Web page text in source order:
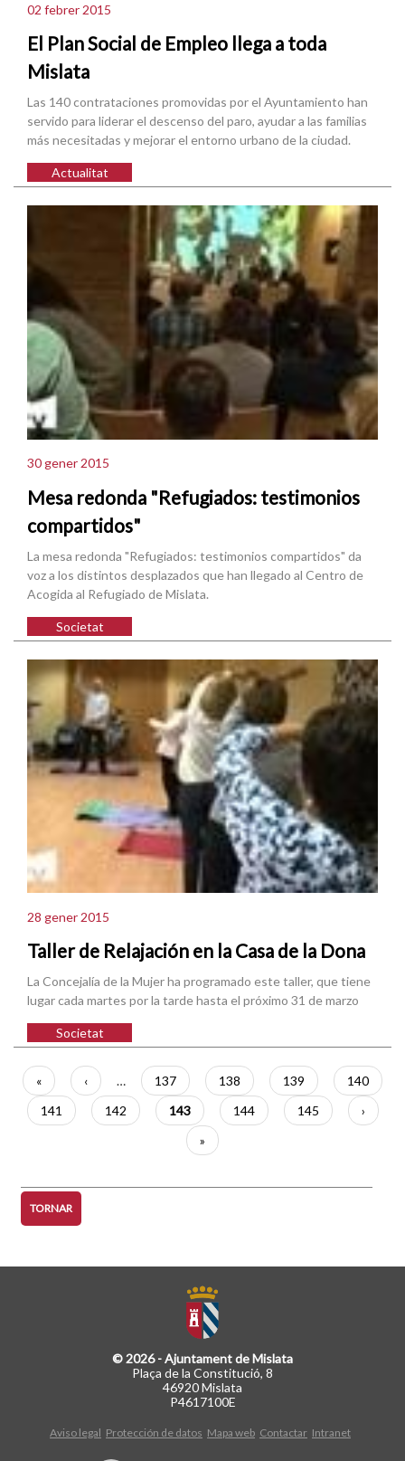
02 febrer 2015
El Plan Social de Empleo llega a toda
Mislata
Las 140 contrataciones promovidas por el Ayuntamiento han
servido para liderar el descenso del paro, ayudar a las familias
más necesitadas y mejorar el entorno urbano de la ciudad.
Actualitat
30 gener 2015
Mesa redonda "Refugiados: testimonios
compartidos"
La mesa redonda "Refugiados: testimonios compartidos" da
voz a los distintos desplazados que han llegado al Centro de
Acogida al Refugiado de Mislata.
Societat
28 gener 2015
Taller de Relajación en la Casa de la Dona
La Concejalía de la Mujer ha programado este taller, que tiene
lugar cada martes por la tarde hasta el próximo 31 de marzo
Societat
Paginació
Primera
pàgina
«
Pàgina
anterior
‹ … Pàgina
137 Pàgina
138 Pàgina
139 Pàgina
140
Pàgina
141 Pàgina
142
Pàgina
actual
143 Pàgina
144 Pàgina
145
Pàgina
›
Última
pàgina
»
TORNAR
© 2026 - Ajuntament de Mislata
Plaça de la Constitució, 8
46920 Mislata
P4617100E
Aviso legal Protección de datos Mapa web Contactar Intranet